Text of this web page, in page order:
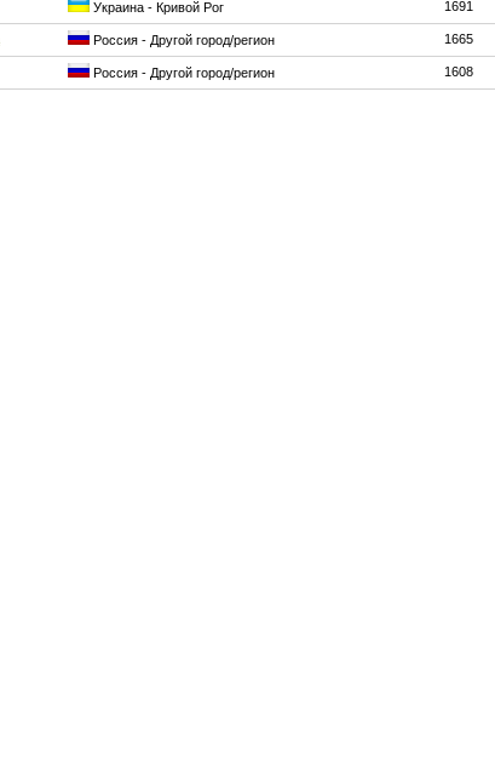
Украина - Кривой Рог 1691
Россия - Другой город/регион 1665
Россия - Другой город/регион 1608